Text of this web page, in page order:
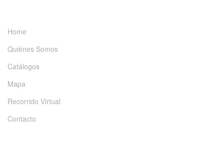
Home
Quiénes Somos
Catálogos
Mapa
Recorrido Virtual
Contacto